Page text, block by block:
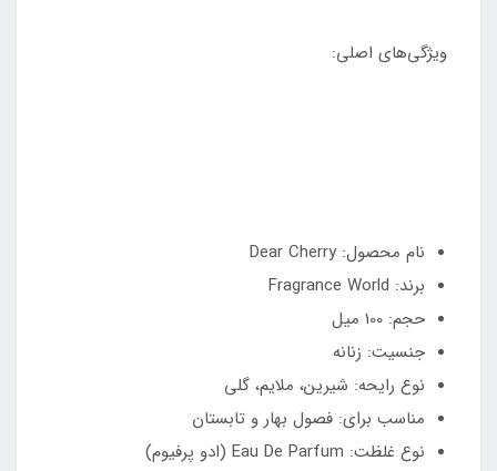
ویژگی‌های اصلی:
نام محصول: Dear Cherry
برند: Fragrance World
حجم: 100 میل
جنسیت: زنانه
نوع رایحه: شیرین، ملایم، گلی
مناسب برای: فصول بهار و تابستان
نوع غلظت: Eau De Parfum (ادو پرفیوم)